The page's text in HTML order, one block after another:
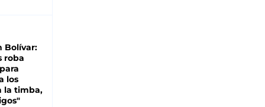
Bolívar:
roba
los
la timba,